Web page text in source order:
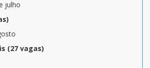
julho
(27 vagas)